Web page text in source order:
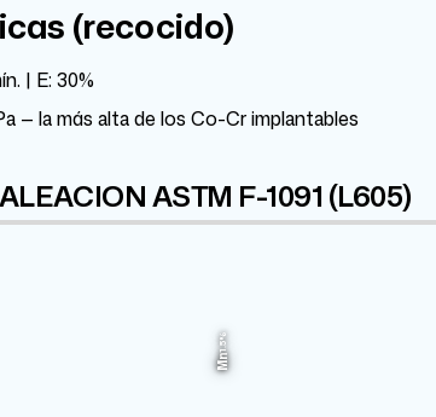
(recocido)
| E: 30%
— la más alta de los Co-Cr implantables
ASTM F-1091 (L605)
Mn
1.5%